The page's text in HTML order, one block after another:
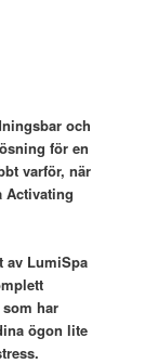
och
för en
varför, när
Activating
av LumiSpa
har
ögon lite